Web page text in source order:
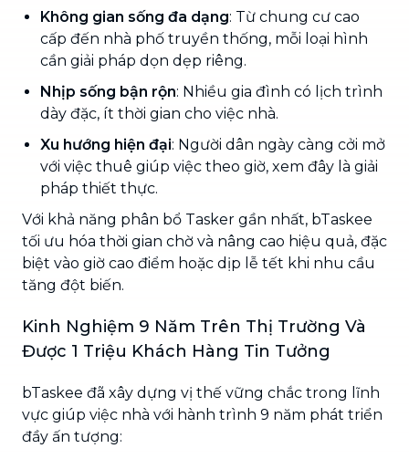
Không gian sống đa dạng: Từ chung cư cao
cấp đến nhà phố truyền thống, mỗi loại hình
cần giải pháp dọn dẹp riêng.
Nhịp sống bận rộn: Nhiều gia đình có lịch trình
dày đặc, ít thời gian cho việc nhà.
Xu hướng hiện đại: Người dân ngày càng cởi mở
với việc thuê giúp việc theo giờ, xem đây là giải
pháp thiết thực.
Với khả năng phân bổ Tasker gần nhất, bTaskee
tối ưu hóa thời gian chờ và nâng cao hiệu quả, đặc
biệt vào giờ cao điểm hoặc dịp lễ tết khi nhu cầu
tăng đột biến.
Kinh Nghiệm 9 Năm Trên Thị Trường Và
Được 1 Triệu Khách Hàng Tin Tưởng
bTaskee đã xây dựng vị thế vững chắc trong lĩnh
vực giúp việc nhà với hành trình 9 năm phát triển
đầy ấn tượng: